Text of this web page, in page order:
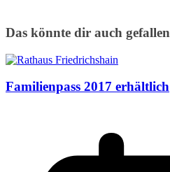
Das könnte dir auch gefallen
Familienpass 2017 erhältlich